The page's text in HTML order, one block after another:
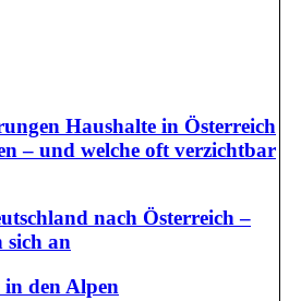
Haushalte in Österreich
– und welche oft verzichtbar
nach Österreich –
sich an
den Alpen